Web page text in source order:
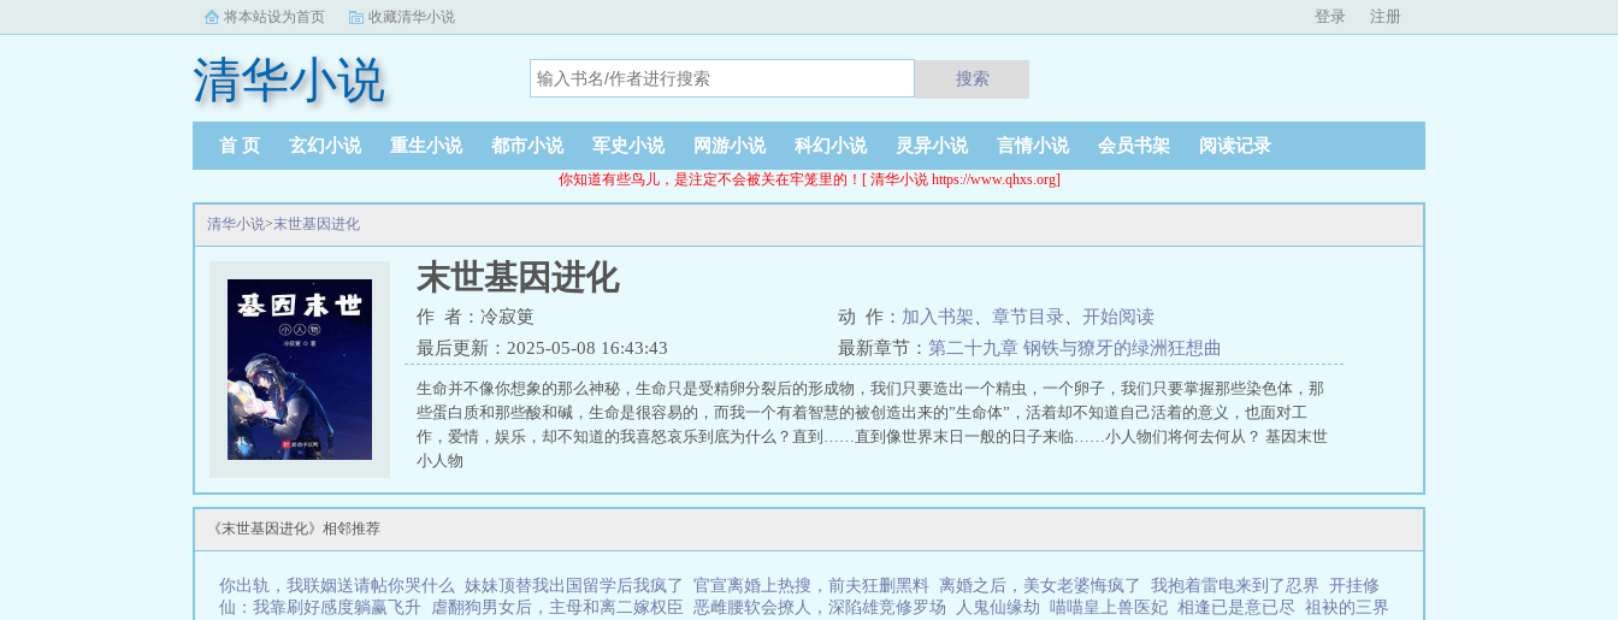
将本站设为首页 收藏清华小说 登录 注册
清华小说 搜索
首 页 玄幻小说 重生小说 都市小说 军史小说 网游小说 科幻小说 灵异小说 言情小说 会员书架 阅读记录
你知道有些鸟儿，是注定不会被关在牢笼里的！[ 清华小说 https://www.qhxs.org]
清华小说>末世基因进化
末世基因进化
作 者：冷寂筻 动 作： 加入书架 章节目录
开始阅读
最后更新：2025-05-08 16:43:43
最新章节： 第二十九章 钢铁与獠牙的绿洲狂想曲
生命并不像你想象的那么神秘，生命只是受精卵分裂后的形成物，我们只要造出一个精虫，一个卵子，我们只要掌握那些染色体，那
些蛋白质和那些酸和碱，生命是很容易的，而我一个有着智慧的被创造出来的”生命体”，活着却不知道自己活着的意义，也面对工
作，爱情，娱乐，却不知道的我喜怒哀乐到底为什么？直到……直到像世界末日一般的日子来临……小人物们将何去何从？ 基因末世
小人物
《末世基因进化》相邻推荐
你出轨，我联姻送请帖你哭什么 妹妹顶替我出国留学后我疯了 官宣离婚上热搜，前夫狂删黑料 离婚之后，美女老婆悔疯了 我抱着雷电来到了忍界 开挂修
仙：我靠刷好感度躺赢飞升 虐翻狗男女后，主母和离二嫁权臣 恶雌腰软会撩人，深陷雄竞修罗场 人鬼仙缘劫 喵喵皇上兽医妃 相逢已是意已尽 祖袂的三界